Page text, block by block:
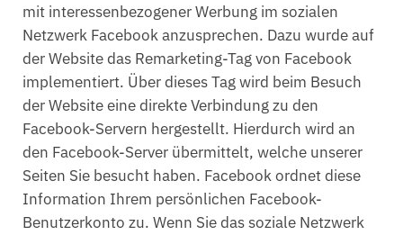
mit interessenbezogener Werbung im sozialen
Netzwerk Facebook anzusprechen. Dazu wurde auf
der Website das Remarketing-Tag von Facebook
implementiert. Über dieses Tag wird beim Besuch
der Website eine direkte Verbindung zu den
Facebook-Servern hergestellt. Hierdurch wird an
den Facebook-Server übermittelt, welche unserer
Seiten Sie besucht haben. Facebook ordnet diese
Information Ihrem persönlichen Facebook-
Benutzerkonto zu. Wenn Sie das soziale Netzwerk